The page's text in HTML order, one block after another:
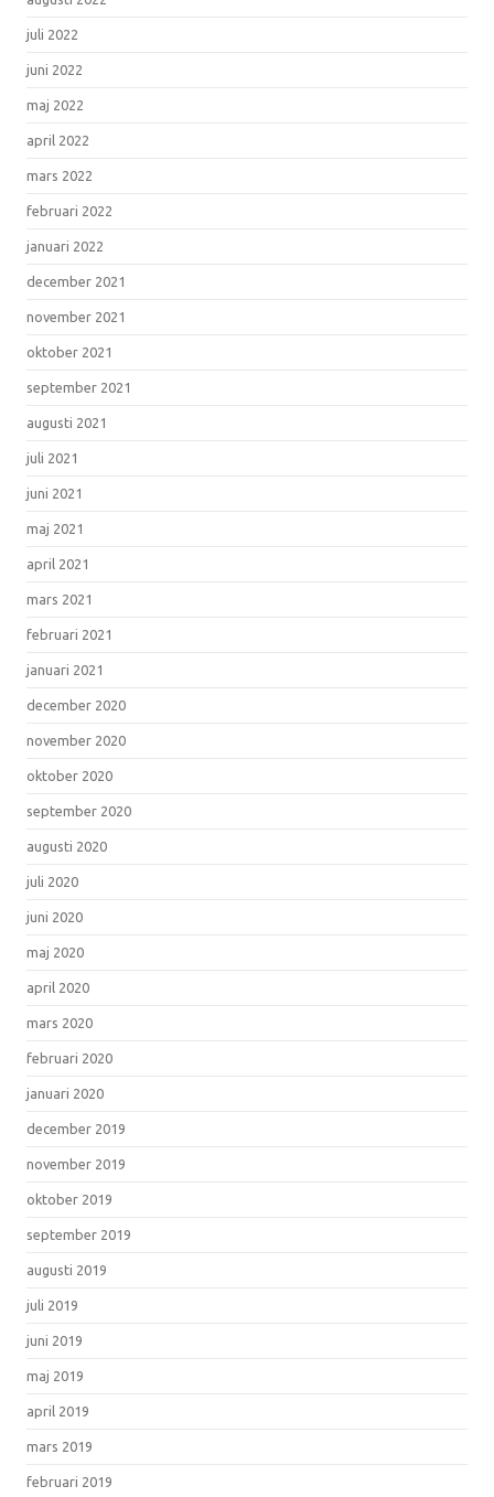
juli 2022
juni 2022
maj 2022
april 2022
mars 2022
februari 2022
januari 2022
december 2021
november 2021
oktober 2021
september 2021
augusti 2021
juli 2021
juni 2021
maj 2021
april 2021
mars 2021
februari 2021
januari 2021
december 2020
november 2020
oktober 2020
september 2020
augusti 2020
juli 2020
juni 2020
maj 2020
april 2020
mars 2020
februari 2020
januari 2020
december 2019
november 2019
oktober 2019
september 2019
augusti 2019
juli 2019
juni 2019
maj 2019
april 2019
mars 2019
februari 2019